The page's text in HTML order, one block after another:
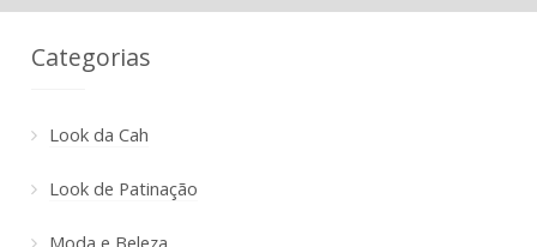
Categorias
Look da Cah
Look de Patinação